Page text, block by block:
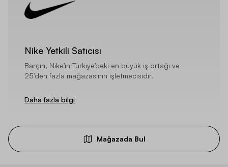
Nike Yetkili Satıcısı
Barçın, Nike’ın Türkiye’deki en büyük iş ortağı ve
25’den fazla mağazasının işletmecisidir.
Daha fazla bilgi
Mağazada Bul